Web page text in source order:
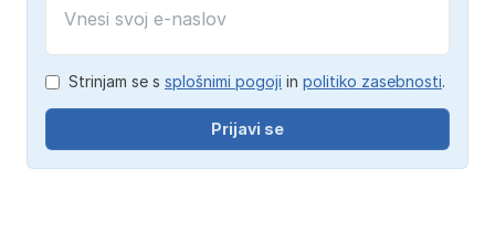
Strinjam se s splošnimi pogoji in politiko zasebnosti.
Prijavi se